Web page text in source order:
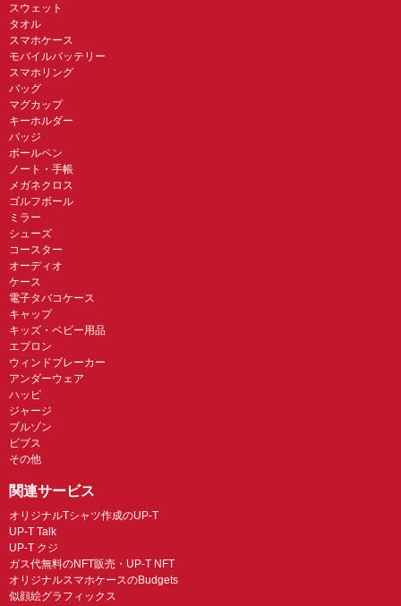
スウェット
タオル
スマホケース
モバイルバッテリー
スマホリング
バッグ
マグカップ
キーホルダー
バッジ
ボールペン
ノート・手帳
メガネクロス
ゴルフボール
ミラー
シューズ
コースター
オーディオ
ケース
電子タバコケース
キャップ
キッズ・ベビー用品
エプロン
ウィンドブレーカー
アンダーウェア
ハッピ
ジャージ
ブルゾン
ビブス
その他
関連サービス
オリジナルTシャツ作成のUP-T
UP-T Talk
UP-T クジ
ガス代無料のNFT販売・UP-T NFT
オリジナルスマホケースのBudgets
似顔絵グラフィックス